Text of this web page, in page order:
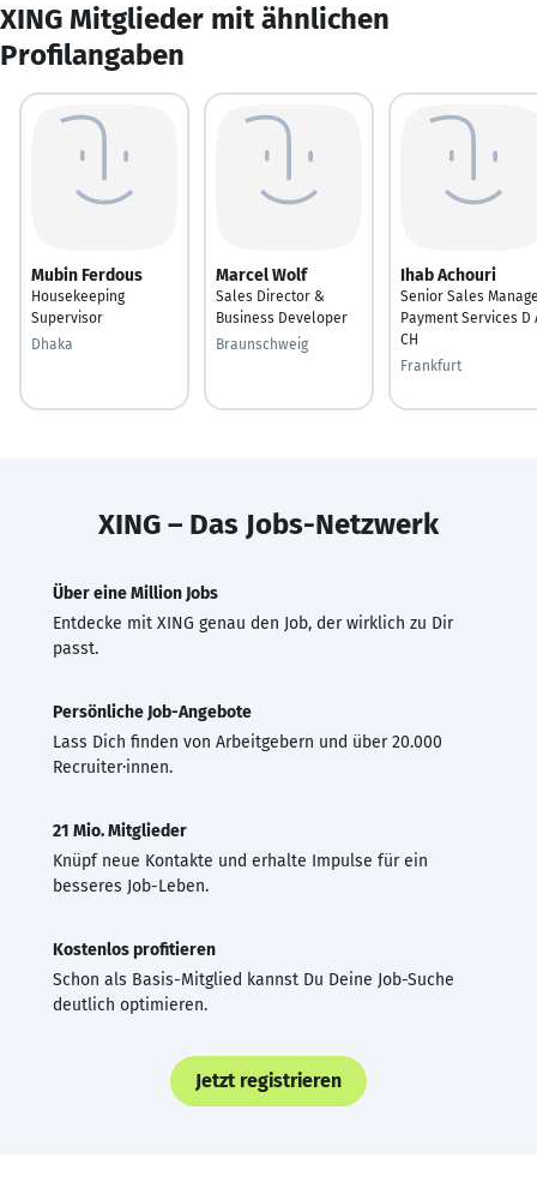
XING Mitglieder mit ähnlichen
Profilangaben
Mubin Ferdous
Housekeeping
Supervisor
Dhaka
Marcel Wolf
Sales Director &
Business Developer
Braunschweig
Ihab Achouri
Senior Sales
Payment Services D
CH
Frankfurt
XING – Das Jobs-Netzwerk
Über eine Million Jobs
Entdecke mit XING genau den Job, der wirklich zu Dir
passt.
Persönliche Job-Angebote
Lass Dich finden von Arbeitgebern und über 20.000
Recruiter·innen.
21 Mio. Mitglieder
Knüpf neue Kontakte und erhalte Impulse für ein
besseres Job-Leben.
Kostenlos profitieren
Schon als Basis-Mitglied kannst Du Deine Job-Suche
deutlich optimieren.
Jetzt registrieren